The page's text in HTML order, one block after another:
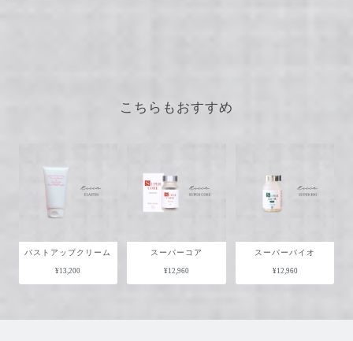
こちらもおすすめ
バストアップクリーム
¥13,200
スーパーコア
¥12,960
スーパーバイオ
¥12,960